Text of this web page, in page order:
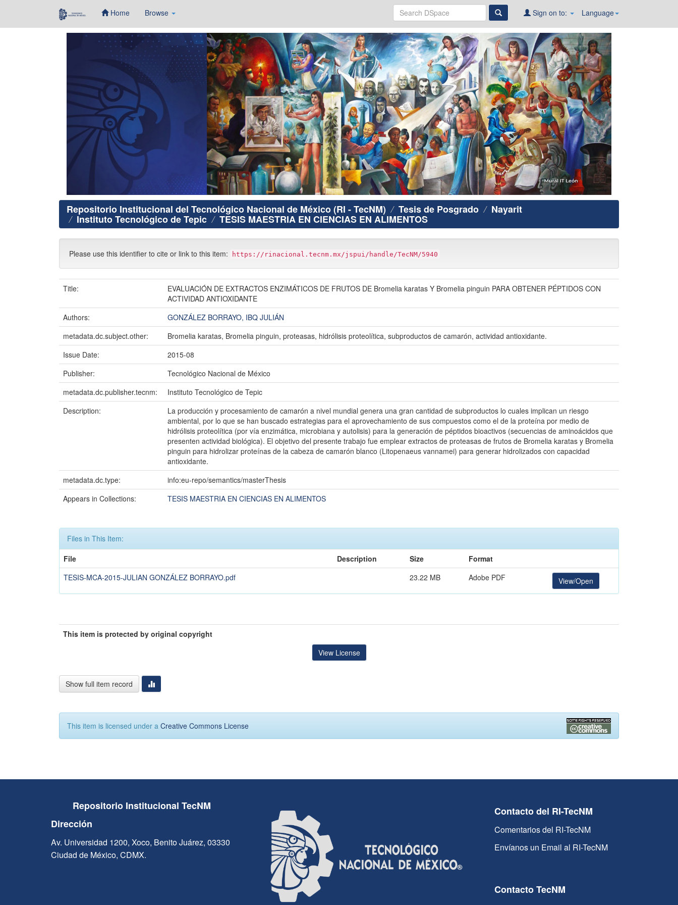
Home Browse Language
Sign on to:
Repositorio Institucional del Tecnológico Nacional de México (RI - TecNM) Tesis de Posgrado Nayarit
Instituto Tecnológico de Tepic TESIS MAESTRIA EN CIENCIAS EN ALIMENTOS
Please use this identifier to cite or link to this item: https://rinacional.tecnm.mx/jspui/handle/TecNM/5940
Title:
EVALUACIÓN DE EXTRACTOS ENZIMÁTICOS DE FRUTOS DE Bromelia karatas Y Bromelia pinguin PARA OBTENER PÉPTIDOS CON
ACTIVIDAD ANTIOXIDANTE
Authors:
GONZÁLEZ BORRAYO, IBQ JULIÁN
metadata.dc.subject.other:
Bromelia karatas, Bromelia pinguin, proteasas, hidrólisis proteolítica, subproductos de camarón, actividad antioxidante.
Issue Date:
2015-08
Publisher:
Tecnológico Nacional de México
metadata.dc.publisher.tecnm:
Instituto Tecnológico de Tepic
Description:
La producción y procesamiento de camarón a nivel mundial genera una gran cantidad de subproductos lo cuales implican un riesgo
ambiental, por lo que se han buscado estrategias para el aprovechamiento de sus compuestos como el de la proteína por medio de
hidrólisis proteolítica (por vía enzimática, microbiana y autolisis) para la generación de péptidos bioactivos (secuencias de aminoácidos que
presenten actividad biológica). El objetivo del presente trabajo fue emplear extractos de proteasas de frutos de Bromelia karatas y Bromelia
pinguin para hidrolizar proteínas de la cabeza de camarón blanco (Litopenaeus vannamei) para generar hidrolizados con capacidad
antioxidante.
metadata.dc.type:
info:eu-repo/semantics/masterThesis
Appears in Collections:
TESIS MAESTRIA EN CIENCIAS EN ALIMENTOS
Files in This Item:
File
Description Size
Format
TESIS-MCA-2015-JULIAN GONZÁLEZ BORRAYO.pdf
23.22 MB Adobe PDF View/Open
This item is protected by original copyright
View License
Show full item record
This item is licensed under a Creative Commons License
Repositorio Institucional TecNM
Dirección
Av. Universidad 1200, Xoco, Benito Juárez, 03330
Ciudad de México, CDMX.
Contacto del RI-TecNM
Comentarios del RI-TecNM
Envíanos un Email al RI-TecNM
Contacto TecNM